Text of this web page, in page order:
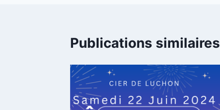
Publications similaires